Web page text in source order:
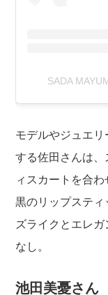
SADA
モデルやジュエ
する佐田さんは
ィスカートを合
黒のリップステ
ズライクとエレ
なし。
池田美憂さん